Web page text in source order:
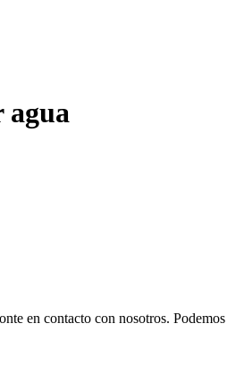
agua
en contacto con nosotros.